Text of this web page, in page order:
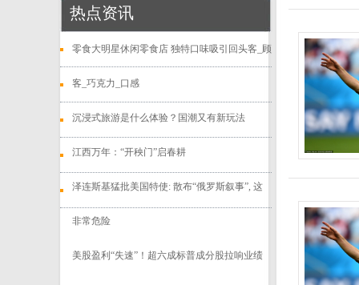
热点资讯
零食大明星休闲零食店 独特口味吸引回头客_顾
客_巧克力_口感
沉浸式旅游是什么体验？国潮又有新玩法
江西万年：“开秧门”启春耕
泽连斯基猛批美国特使: 散布“俄罗斯叙事”, 这
非常危险
美股盈利“失速”！超六成标普成分股拉响业绩